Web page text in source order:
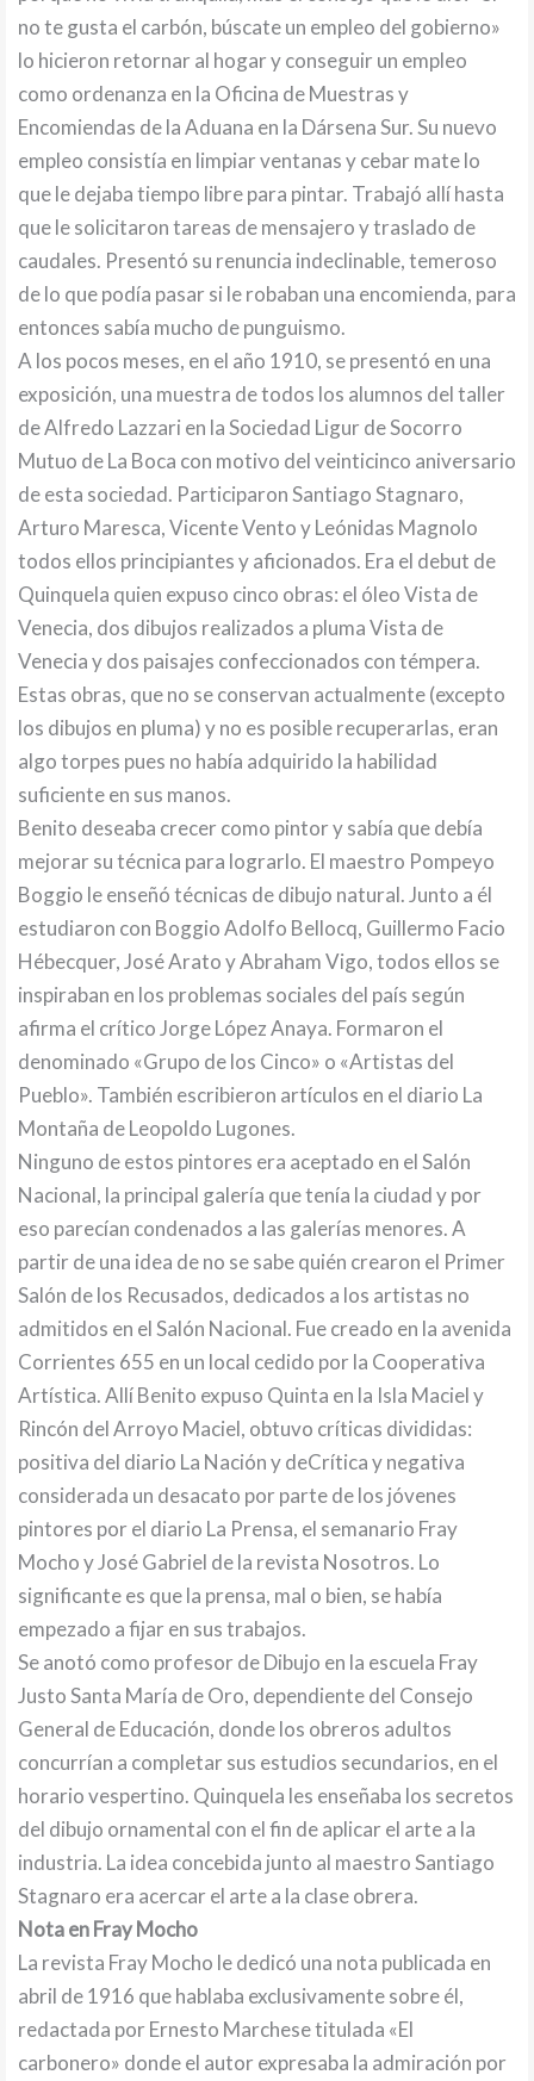
no te gusta el carbón, búscate un empleo del gobierno»
lo hicieron retornar al hogar y conseguir un empleo
como ordenanza en la Oficina de Muestras y
Encomiendas de la Aduana en la Dársena Sur. Su nuevo
empleo consistía en limpiar ventanas y cebar mate lo
que le dejaba tiempo libre para pintar. Trabajó allí hasta
que le solicitaron tareas de mensajero y traslado de
caudales. Presentó su renuncia indeclinable, temeroso
de lo que podía pasar si le robaban una encomienda, para
entonces sabía mucho de punguismo.
A los pocos meses, en el año 1910, se presentó en una
exposición, una muestra de todos los alumnos del taller
de Alfredo Lazzari en la Sociedad Ligur de Socorro
Mutuo de La Boca con motivo del veinticinco aniversario
de esta sociedad. Participaron Santiago Stagnaro,
Arturo Maresca, Vicente Vento y Leónidas Magnolo
todos ellos principiantes y aficionados. Era el debut de
Quinquela quien expuso cinco obras: el óleo Vista de
Venecia, dos dibujos realizados a pluma Vista de
Venecia y dos paisajes confeccionados con témpera.
Estas obras, que no se conservan actualmente (excepto
los dibujos en pluma) y no es posible recuperarlas, eran
algo torpes pues no había adquirido la habilidad
suficiente en sus manos.
Benito deseaba crecer como pintor y sabía que debía
mejorar su técnica para lograrlo. El maestro Pompeyo
Boggio le enseñó técnicas de dibujo natural. Junto a él
estudiaron con Boggio Adolfo Bellocq, Guillermo Facio
Hébecquer, José Arato y Abraham Vigo, todos ellos se
inspiraban en los problemas sociales del país según
afirma el crítico Jorge López Anaya. Formaron el
denominado «Grupo de los Cinco» o «Artistas del
Pueblo». También escribieron artículos en el diario La
Montaña de Leopoldo Lugones.
Ninguno de estos pintores era aceptado en el Salón
Nacional, la principal galería que tenía la ciudad y por
eso parecían condenados a las galerías menores. A
partir de una idea de no se sabe quién crearon el Primer
Salón de los Recusados, dedicados a los artistas no
admitidos en el Salón Nacional. Fue creado en la avenida
Corrientes 655 en un local cedido por la Cooperativa
Artística. Allí Benito expuso Quinta en la Isla Maciel y
Rincón del Arroyo Maciel, obtuvo críticas divididas:
positiva del diario La Nación y deCrítica y negativa
considerada un desacato por parte de los jóvenes
pintores por el diario La Prensa, el semanario Fray
Mocho y José Gabriel de la revista Nosotros. Lo
significante es que la prensa, mal o bien, se había
empezado a fijar en sus trabajos.
Se anotó como profesor de Dibujo en la escuela Fray
Justo Santa María de Oro, dependiente del Consejo
General de Educación, donde los obreros adultos
concurrían a completar sus estudios secundarios, en el
horario vespertino. Quinquela les enseñaba los secretos
del dibujo ornamental con el fin de aplicar el arte a la
industria. La idea concebida junto al maestro Santiago
Stagnaro era acercar el arte a la clase obrera.
Nota en Fray Mocho
La revista Fray Mocho le dedicó una nota publicada en
abril de 1916 que hablaba exclusivamente sobre él,
redactada por Ernesto Marchese titulada «El
carbonero» donde el autor expresaba la admiración por